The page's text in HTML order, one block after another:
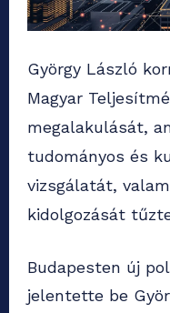
György László
Magyar
megalakulását,
tudományos és
vizsgálatát,
kidolgozását
Budapesten új
jelentette be